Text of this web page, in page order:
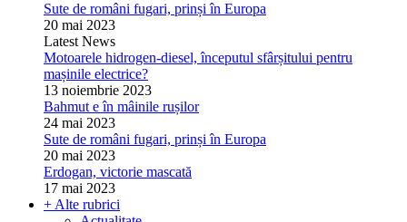
Sute de români fugari, prinși în Europa
20 mai 2023
Latest News
Motoarele hidrogen-diesel, începutul sfârșitului pentru
mașinile electrice?
13 noiembrie 2023
Bahmut e în mâinile rușilor
24 mai 2023
Sute de români fugari, prinși în Europa
20 mai 2023
Erdogan, victorie mascată
17 mai 2023
+ Alte rubrici